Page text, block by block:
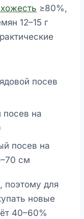
≥80%,
12–15 г
посев
на
посев на
см
поэтому для
новые
40–60%